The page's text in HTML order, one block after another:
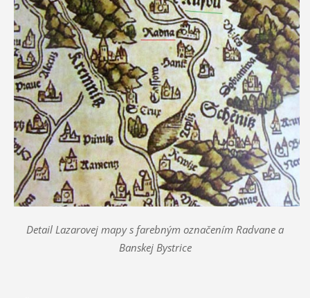
Detail Lazarovej mapy s farebným označením Radvane a
Banskej Bystrice